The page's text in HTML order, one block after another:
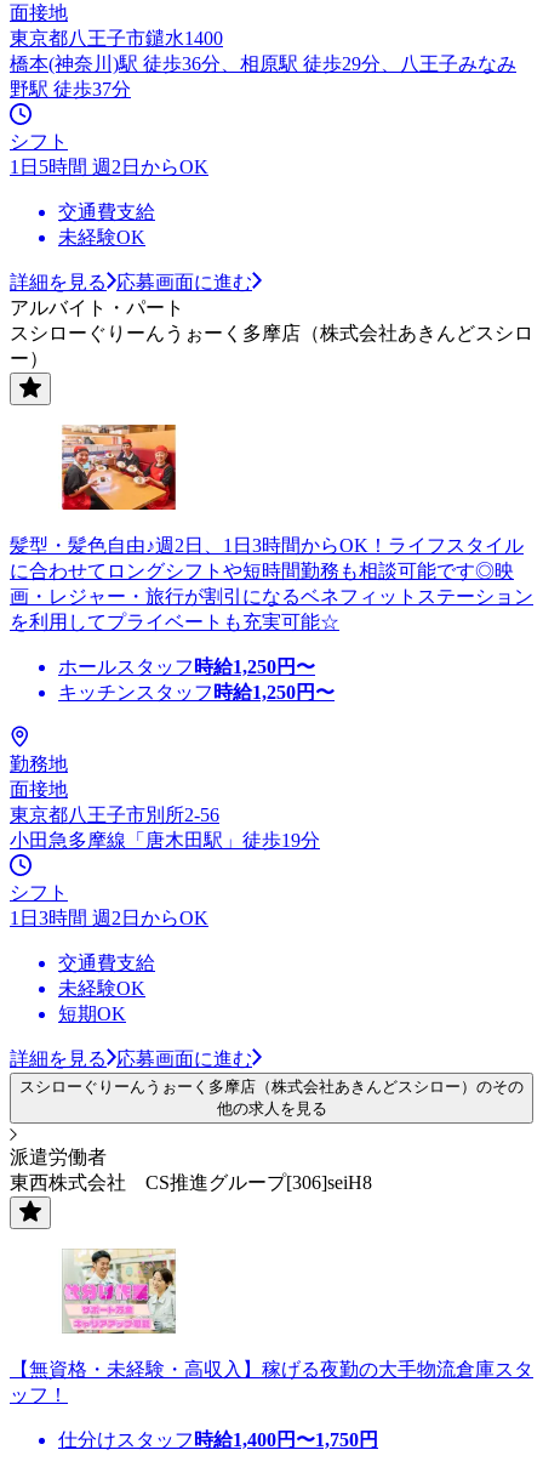
面接地
東京都八王子市鑓水1400
橋本(神奈川)駅 徒歩36分、相原駅 徒歩29分、八王子みなみ
野駅 徒歩37分
シフト
1日5時間 週2日からOK
交通費支給
未経験OK
詳細を見る
応募画面に進む
アルバイト・パート
スシローぐりーんうぉーく多摩店（株式会社あきんどスシロ
ー）
髪型・髪色自由♪週2日、1日3時間からOK！ライフスタイル
に合わせてロングシフトや短時間勤務も相談可能です◎映
画・レジャー・旅行が割引になるベネフィットステーション
を利用してプライベートも充実可能☆
ホールスタッフ 時給1,250円〜
キッチンスタッフ 時給1,250円〜
勤務地
面接地
東京都八王子市別所2-56
小田急多摩線「唐木田駅」徒歩19分
シフト
1日3時間 週2日からOK
交通費支給
未経験OK
短期OK
詳細を見る 応募画面に進む
スシローぐりーんうぉーく多摩店（株式会社あきんどスシロー）のその
他の求人を見る
派遣労働者
東西株式会社 CS推進グループ[306]seiH8
【無資格・未経験・高収入】稼げる夜勤の大手物流倉庫スタ
ッフ！
仕分けスタッフ 時給1,400円〜1,750円